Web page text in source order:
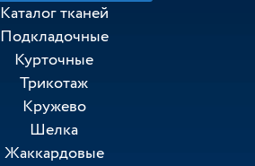
Каталог тканей
Подкладочные
Курточные
Трикотаж
Кружево
Шелка
Жаккардовые